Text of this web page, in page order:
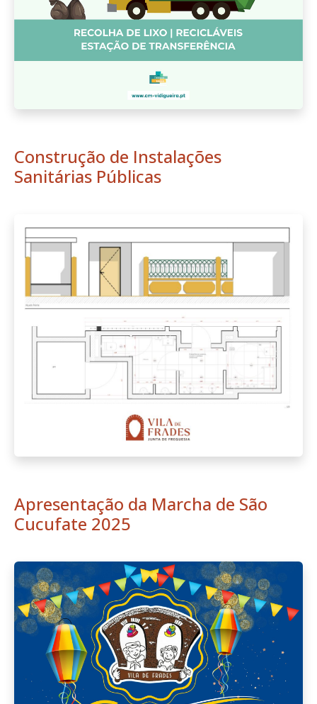
Construção de Instalações
Sanitárias Públicas
Apresentação da Marcha de São
Cucufate 2025